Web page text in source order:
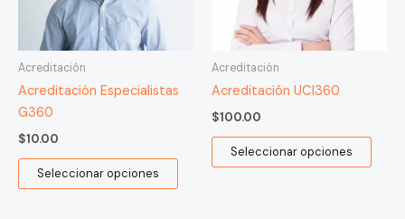
Acreditación
Acreditación Especialistas
G360
$10.00
Seleccionar opciones
Acreditación
Acreditación UCI360
$100.00
Seleccionar opciones